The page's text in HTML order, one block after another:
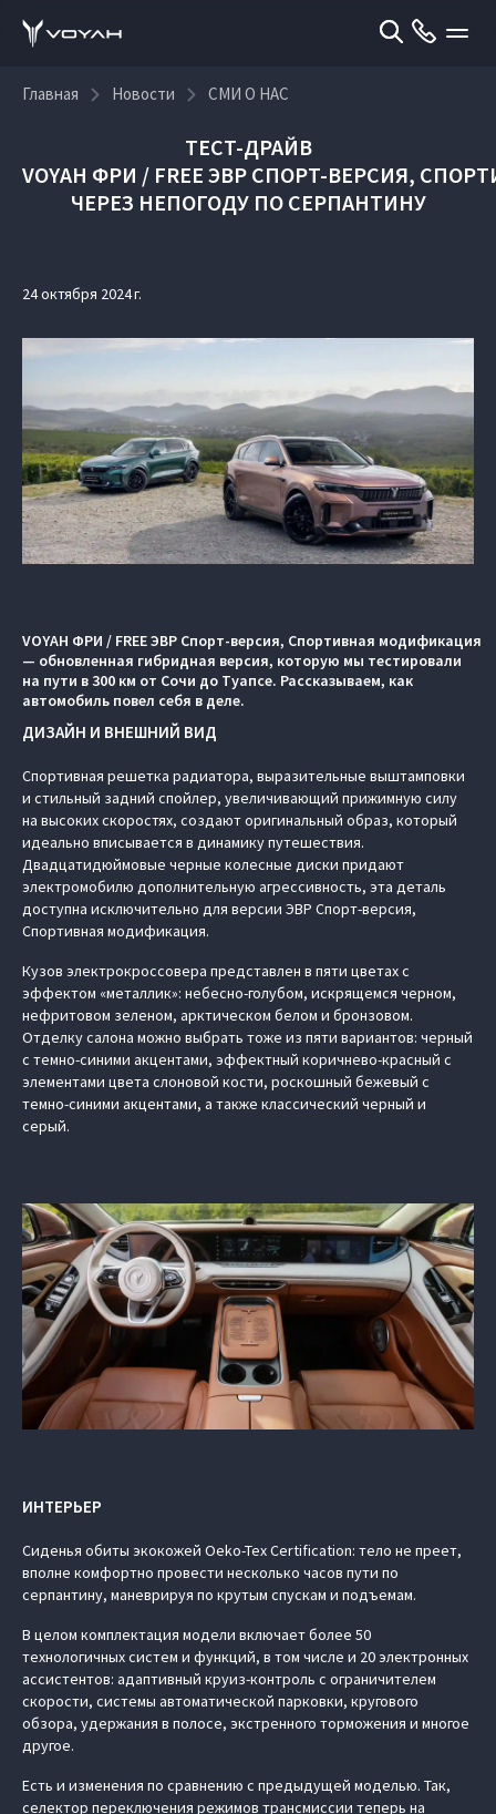
Главная Новости СМИ О НАС
ТЕСТ-ДРАЙВ
VOYAH ФРИ / FREE ЭВР СПОРТ-ВЕРСИЯ,
ЧЕРЕЗ НЕПОГОДУ ПО СЕРПАНТИНУ
24 октября 2024 г.
VOYAH ФРИ / FREE ЭВР Спорт-версия, Спортивная модификация
— обновленная гибридная версия, которую мы тестировали
на пути в 300 км от Сочи до Туапсе. Рассказываем, как
автомобиль повел себя в деле.
ДИЗАЙН И ВНЕШНИЙ ВИД
Спортивная решетка радиатора, выразительные выштамповки
и стильный задний спойлер, увеличивающий прижимную силу
на высоких скоростях, создают оригинальный образ, который
идеально вписывается в динамику путешествия.
Двадцатидюймовые черные колесные диски придают
электромобилю дополнительную агрессивность, эта деталь
доступна исключительно для версии ЭВР Спорт-версия,
Спортивная модификация.
Кузов электрокроссовера представлен в пяти цветах с
эффектом «металлик»: небесно-голубом, искрящемся черном,
нефритовом зеленом, арктическом белом и бронзовом.
Отделку салона можно выбрать тоже из пяти вариантов: черный
с темно-синими акцентами, эффектный коричнево-красный с
элементами цвета слоновой кости, роскошный бежевый с
темно-синими акцентами, а также классический черный и
серый.
ИНТЕРЬЕР
Сиденья обиты экокожей Oeko-Tex Certification: тело не преет,
вполне комфортно провести несколько часов пути по
серпантину, маневрируя по крутым спускам и подъемам.
В целом комплектация модели включает более 50
технологичных систем и функций, в том числе и 20 электронных
ассистентов: адаптивный круиз-контроль с ограничителем
скорости, системы автоматической парковки, кругового
обзора, удержания в полосе, экстренного торможения и многое
другое.
Есть и изменения по сравнению с предыдущей моделью. Так,
селектор переключения режимов трансмиссии теперь на